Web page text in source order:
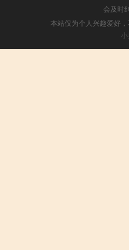
会及时
本站仅为个人兴趣爱好